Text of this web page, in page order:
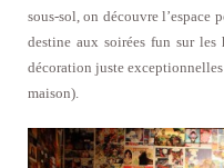
sous-sol, on découvre l’espace
destine aux soirées fun sur
décoration juste
maison).